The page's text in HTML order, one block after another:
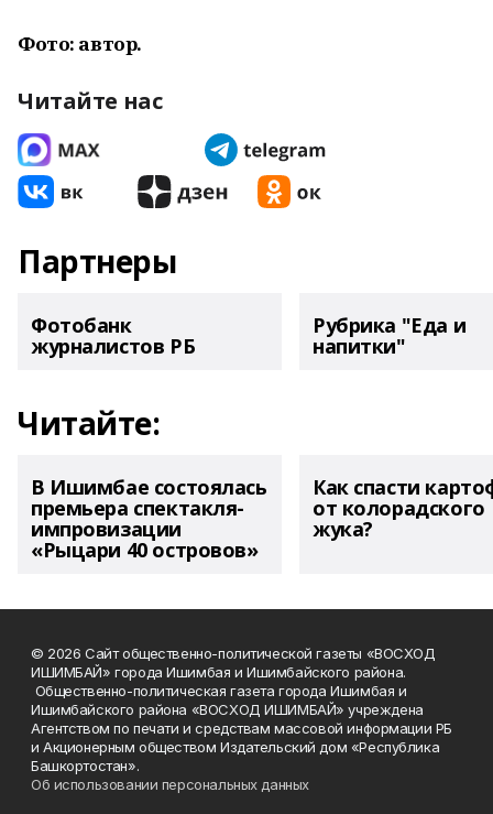
Фото: автор.
Читайте нас
Партнеры
Фотобанк
журналистов РБ
Рубрика "Еда и
напитки"
Читайте:
В Ишимбае состоялась
премьера спектакля-
импровизации
«Рыцари 40 островов»
Как спасти
от колорадского
жука?
© 2026 Сайт общественно-политической газеты «ВОСХОД
ИШИМБАЙ» города Ишимбая и Ишимбайского района.
Общественно-политическая газета города Ишимбая и
Ишимбайского района «ВОСХОД ИШИМБАЙ» учреждена
Агентством по печати и средствам массовой информации РБ
и Акционерным обществом Издательский дом «Республика
Башкортостан».
Об использовании персональных данных